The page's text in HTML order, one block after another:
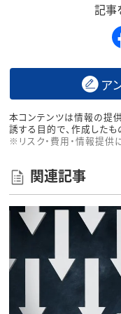
記事
ア
本コンテンツは情報の提
誘する目的で、作成したも
※リスク・費用・情報提供
関連記事